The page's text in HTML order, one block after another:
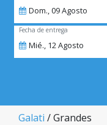
Dom.,09Agosto
Fecha de entrega
Mié., 12Agosto
Galati / Grandes